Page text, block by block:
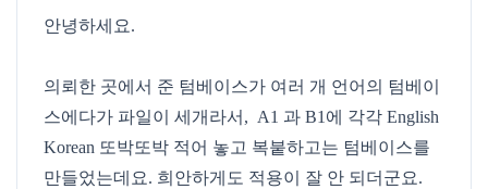
안녕하세요.
의뢰한 곳에서 준 텀베이스가 여러 개 언어의 텀베이
스에다가 파일이 세개라서, A1 과 B1에 각각 English
Korean 또박또박 적어 놓고 복붙하고는 텀베이스를
만들었는데요. 희안하게도 적용이 잘 안 되더군요.